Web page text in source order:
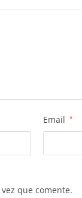
Email *
que comente.